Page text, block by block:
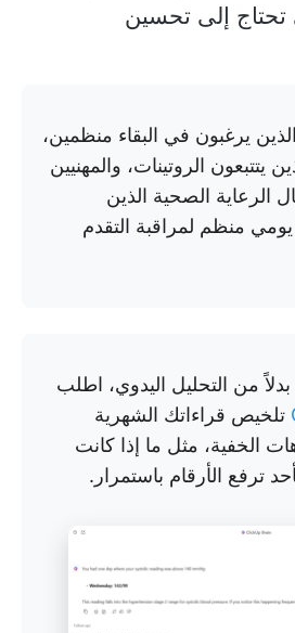
تحتاج إلى تحسين
الذين يرغبون في البقاء منظمين،
يتتبعون الروتينات، والمهنيين
الرعاية الصحية الذين
منظم لمراقبة التقدم
بدلاً من التحليل اليدوي، اطلب
تلخيص قراءاتك الشهرية
الخفية، مثل ما إذا كانت
ترفع الأرقام باستمرار.